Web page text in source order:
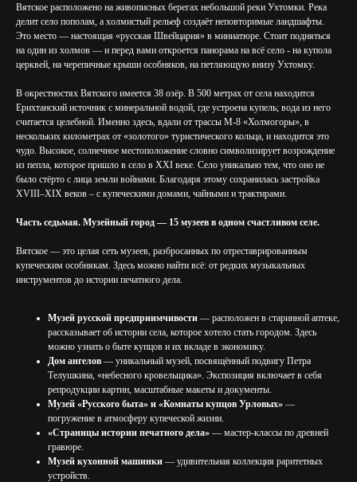
Вятское расположено на живописных берегах небольшой реки Ухтомки. Река
делит село пополам, а холмистый рельеф создаёт неповторимые ландшафты.
Это место — настоящая «русская Швейцария» в миниатюре. Стоит подняться
на один из холмов — и перед вами откроется панорама на всё село - на купола
церквей, на черепичные крыши особняков, на петляющую внизу Ухтомку.
В окрестностях Вятского имеется 38 озёр. В 500 метрах от села находится
Ерихтанский источник с минеральной водой, где устроена купель; вода из него
считается целебной. Именно здесь, вдали от трассы М-8 «Холмогоры», в
нескольких километрах от «золотого» туристического кольца, и находится это
чудо. Высокое, солнечное местоположение словно символизирует возрождение
из пепла, которое пришло в село в XXI веке. Село уникально тем, что оно не
было стёрто с лица земли войнами. Благодаря этому сохранилась застройка
XVIII–XIX веков – с купеческими домами, чайными и трактирами.
Часть седьмая. Музейный город — 15 музеев в одном счастливом селе.
Вятское — это целая сеть музеев, разбросанных по отреставрированным
купеческим особнякам. Здесь можно найти всё: от редких музыкальных
инструментов до истории печатного дела.
Музей русской предприимчивости — расположен в старинной аптеке,
рассказывает об истории села, которое хотело стать городом. Здесь
можно узнать о быте купцов и их вкладе в экономику.
Дом ангелов — уникальный музей, посвящённый подвигу Петра
Телушкина, «небесного кровельщика». Экспозиция включает в себя
репродукции картин, масштабные макеты и документы.
Музей «Русского быта» и «Комнаты купцов Урловых» —
погружение в атмосферу купеческой жизни.
«Страницы истории печатного дела» — мастер-классы по древней
гравюре.
Музей кухонной машинки — удивительная коллекция раритетных
устройств.